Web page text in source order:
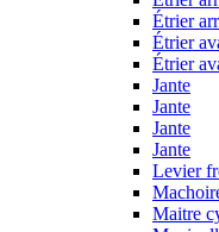
Étrier
Étrier
Étrier
Jante
Jante
Jante
Jante
Levier
Maitre